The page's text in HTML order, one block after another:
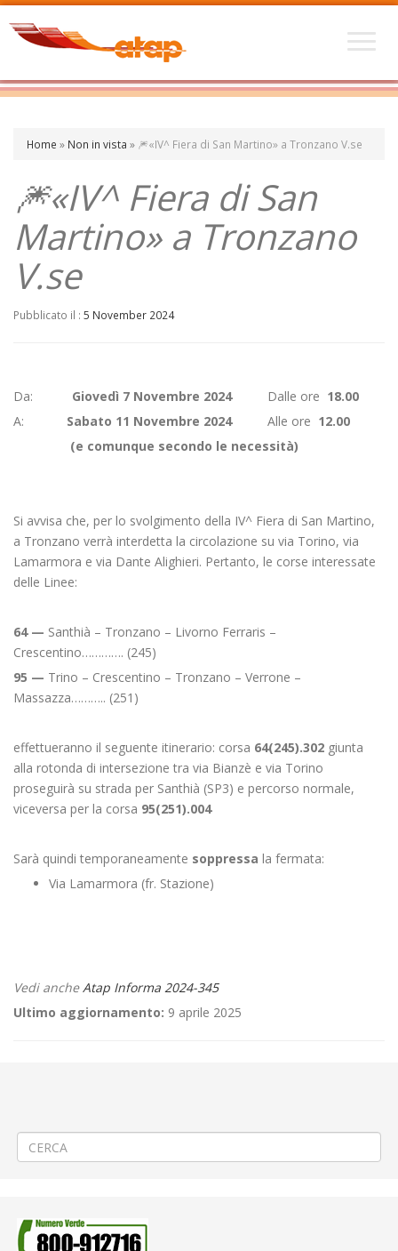
Home » Non in vista » 🎆«IV^ Fiera di San Martino» a Tronzano V.se
🎆«IV^ Fiera di San
Martino» a Tronzano
V.se
Pubblicato il : 5 November 2024
Da: Giovedì 7 Novembre 2024 Dalle ore 18.00
A: Sabato 11 Novembre 2024Alle ore 12.00
(e comunque secondo le necessità)
Si avvisa che, per lo svolgimento della IV^ Fiera di San Martino,
a Tronzano verrà interdetta la circolazione su via Torino, via
Lamarmora e via Dante Alighieri. Pertanto, le corse interessate
delle Linee:
64 — Santhià – Tronzano – Livorno Ferraris –
Crescentino…………. (245)
95 — Trino – Crescentino – Tronzano – Verrone –
Massazza……….. (251)
effettueranno il seguente itinerario: corsa 64(245).302 giunta
alla rotonda di intersezione tra via Bianzè e via Torino
proseguirà su strada per Santhià (SP3) e percorso normale,
viceversa per la corsa 95(251).004
Sarà quindi temporaneamente soppressa la fermata:
Via Lamarmora (fr. Stazione)
Vedi ancheAtap Informa 2024-345
Ultimo aggiornamento: 9 aprile 2025